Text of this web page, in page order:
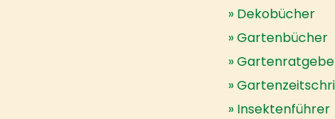
Dekobücher
Gartenbücher
Insektenführer